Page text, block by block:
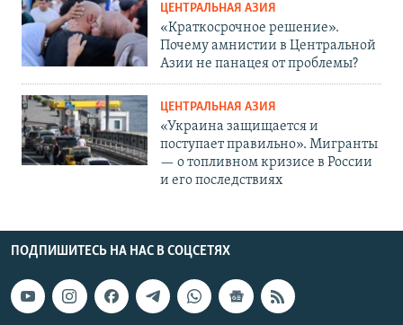
ЦЕНТРАЛЬНАЯ АЗИЯ
«Краткосрочное решение».
Почему амнистии в Центральной
Азии не панацея от проблемы?
ЦЕНТРАЛЬНАЯ АЗИЯ
«Украина защищается и
поступает правильно». Мигранты
— о топливном кризисе в России
и его последствиях
ПОДПИШИТЕСЬ НА НАС В СОЦСЕТЯХ